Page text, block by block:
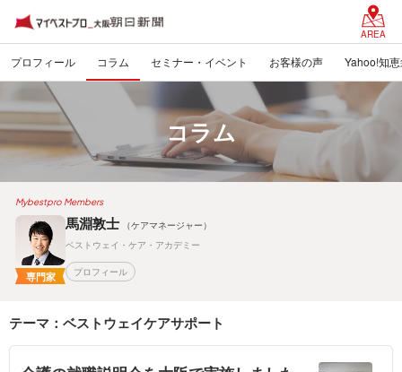
AREA
プロフィール コラム セミナー・イベント お客様の声 Yahoo!知
コラム
Mybestpro Members
専門家
馬淵敦士
（ケアマネージャー）
ベストウェイ・ケア・アカデミー
プロフィール
テーマ：ベストウェイケアサポート